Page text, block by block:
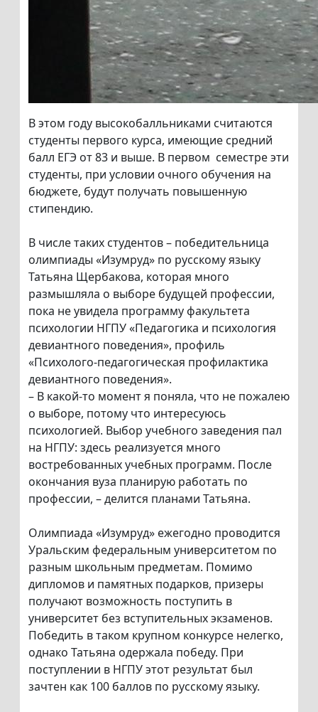
В этом году высокобалльниками считаются
студенты первого курса, имеющие средний
балл ЕГЭ от 83 и выше. В первом семестре эти
студенты, при условии очного обучения на
бюджете, будут получать повышенную
стипендию.
В числе таких студентов – победительница
олимпиады «Изумруд» по русскому языку
Татьяна Щербакова, которая много
размышляла о выборе будущей профессии,
пока не увидела программу факультета
психологии НГПУ «Педагогика и психология
девиантного поведения», профиль
«Психолого-педагогическая профилактика
девиантного поведения».
– В какой-то момент я поняла, что не пожалею
о выборе, потому что интересуюсь
психологией. Выбор учебного заведения пал
на НГПУ: здесь реализуется много
востребованных учебных программ. После
окончания вуза планирую работать по
профессии, – делится планами Татьяна.
Олимпиада «Изумруд» ежегодно проводится
Уральским федеральным университетом по
разным школьным предметам. Помимо
дипломов и памятных подарков, призеры
получают возможность поступить в
университет без вступительных экзаменов.
Победить в таком крупном конкурсе нелегко,
однако Татьяна одержала победу. При
поступлении в НГПУ этот результат был
зачтен как 100 баллов по русскому языку.